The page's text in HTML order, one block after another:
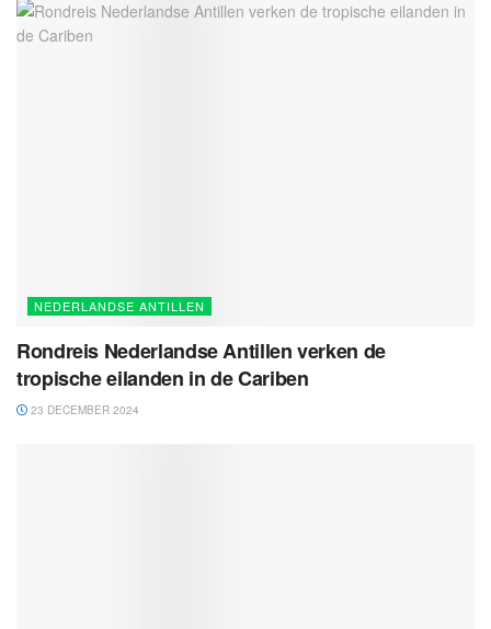
NEDERLANDSE ANTILLEN
Rondreis Nederlandse Antillen verken de
tropische eilanden in de Cariben
23 DECEMBER 2024